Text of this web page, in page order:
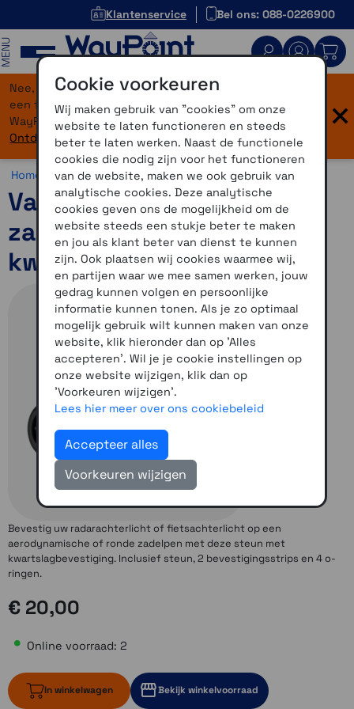
Klantenservice Bel ons: 088-0226900
Nee, je bent niet verdwaald! Onze website heeft
een flinke upgrade gekregen. Dezelfde vertrouwde
WayPoint-service, maar dan in een modern jasje.
Ontdek hier wat er allemaal nieuw is.
×
Home >Accessoires >Overig > Varia accessoires
Varia universele
zadelpensteun met
kwartslagbevestiging
Bevestig uw radarachterlicht of fietsachterlicht op een
aerodynamische of ronde zadelpen met deze steun met
kwartslagbevestiging. Inclusief steun, 2 bevestigingsstrips en 4 o-
ringen.
€ 20,00
Online voorraad: 2
In winkelwagen Bekijk winkelvoorraad
Cookie voorkeuren
Wij maken gebruik van "cookies" om onze
website te laten functioneren en steeds
beter te laten werken. Naast de functionele
cookies die nodig zijn voor het functioneren
van de website, maken we ook gebruik van
analytische cookies. Deze analytische
cookies geven ons de mogelijkheid om de
website steeds een stukje beter te maken
en jou als klant beter van dienst te kunnen
zijn. Ook plaatsen wij cookies waarmee wij,
en partijen waar we mee samen werken, jouw
gedrag kunnen volgen en persoonlijke
informatie kunnen tonen. Als je zo optimaal
mogelijk gebruik wilt kunnen maken van onze
website, klik hieronder dan op 'Alles
accepteren'. Wil je je cookie instellingen op
onze website wijzigen, klik dan op
'Voorkeuren wijzigen'.
Lees hier meer over ons cookiebeleid
Accepteer alles
Voorkeuren wijzigen